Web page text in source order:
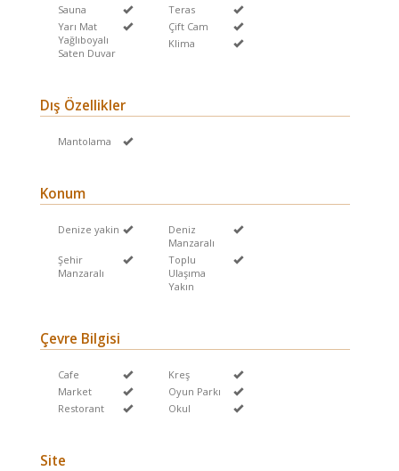
Sauna
Teras
Yarı Mat
Yağlıboyalı
Saten Duvar
Çift Cam
Klima
Dış Özellikler
Mantolama
Konum
Denize yakin
Deniz
Manzaralı
Şehir
Manzaralı
Toplu
Ulaşıma
Yakın
Çevre Bilgisi
Cafe
Kreş
Market
Oyun Parkı
Restorant
Okul
Site